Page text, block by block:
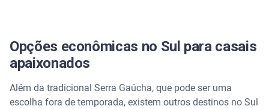
Opções econômicas no Sul para casais
apaixonados
Além da tradicional Serra Gaúcha, que pode ser uma
escolha fora de temporada, existem outros destinos no Sul